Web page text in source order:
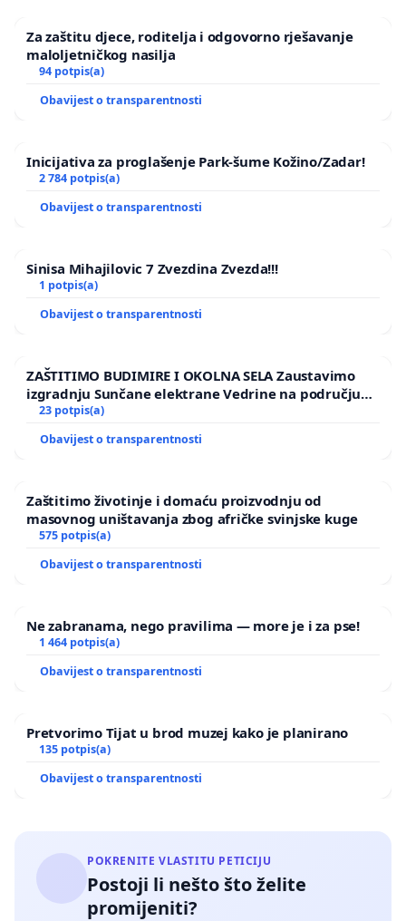
Za zaštitu djece, roditelja i odgovorno rješavanje
maloljetničkog nasilja
94 potpis(a)
Obavijest o transparentnosti
Inicijativa za proglašenje Park-šume Kožino/Zadar!
2 784 potpis(a)
Obavijest o transparentnosti
Sinisa Mihajilovic 7 Zvezdina Zvezda!!!
1 potpis(a)
Obavijest o transparentnosti
ZAŠTITIMO BUDIMIRE I OKOLNA SELA Zaustavimo
izgradnju Sunčane elektrane Vedrine na području
Ugljana
23 potpis(a)
Obavijest o transparentnosti
Zaštitimo životinje i domaću proizvodnju od
masovnog uništavanja zbog afričke svinjske kuge
575 potpis(a)
Obavijest o transparentnosti
Ne zabranama, nego pravilima — more je i za pse!
1 464 potpis(a)
Obavijest o transparentnosti
Pretvorimo Tijat u brod muzej kako je planirano
135 potpis(a)
Obavijest o transparentnosti
POKRENITE VLASTITU PETICIJU
Postoji li nešto što želite
promijeniti?